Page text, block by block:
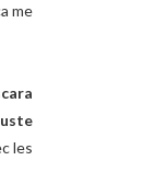
me
les